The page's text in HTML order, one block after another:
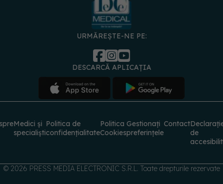
URMĂREȘTE-NE PE:
DESCARCĂ APLICAȚIA
Medici și
specialiști
Politica de
confidențialitate
Politica
Cookies
Gestionați
preferințele
Contact
de
© 2026 PRESS MEDIA ELECTRONIC S.R.L. Toate drepturile rezervate